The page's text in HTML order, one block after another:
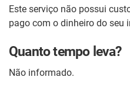
Este serviço não possui
pago com o dinheiro do seu
Quanto tempo leva?
Não informado.